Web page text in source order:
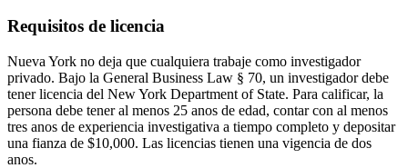
Requisitos de licencia
Nueva York no deja que cualquiera trabaje como investigador
privado. Bajo la General Business Law § 70, un investigador debe
tener licencia del New York Department of State. Para calificar, la
persona debe tener al menos 25 anos de edad, contar con al menos
tres anos de experiencia investigativa a tiempo completo y depositar
una fianza de $10,000. Las licencias tienen una vigencia de dos
anos.